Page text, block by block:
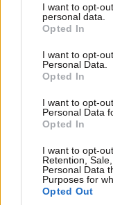
not limited to your
grant or deny
use your data for
consent section.
I want to opt-
personal data.
Opted In
I want to opt-
Personal Data.
Opted In
I want to opt-
Personal Data
Opted In
I want to opt-
Retention,
Personal Data
Purposes for
Opted Out
Διαβάστε και